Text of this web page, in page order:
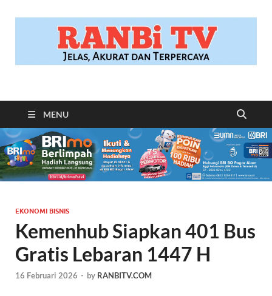
RANBITV.COM
MENU
EKONOMI BISNIS
Kemenhub Siapkan 401 Bus
Gratis Lebaran 1447 H
16 Februari 2026 - by RANBITV.COM